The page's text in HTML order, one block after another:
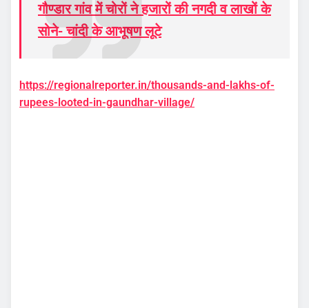
गौण्डार गांव में चोरों ने हजारों की नगदी व लाखों के
सोने- चांदी के आभूषण लूटे
https://regionalreporter.in/thousands-and-lakhs-of-
rupees-looted-in-gaundhar-village/